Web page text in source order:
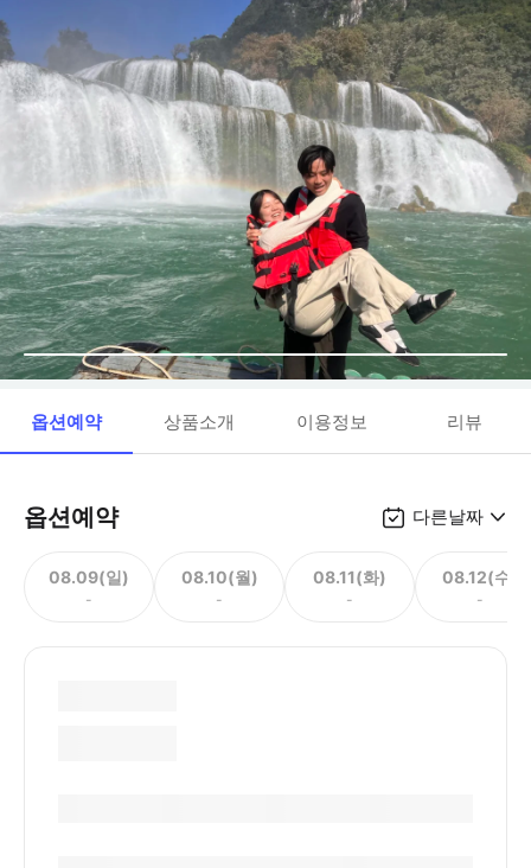
옵션예약 상품소개 이용정보 리뷰
옵션예약 다른날짜
08.09(일)
-
08.10(월)
-
08.11(화)
-
08.12(수)
-